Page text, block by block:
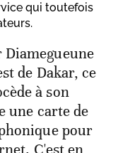
qui toutefois
de Dakar, ce
à son
une carte de
pour